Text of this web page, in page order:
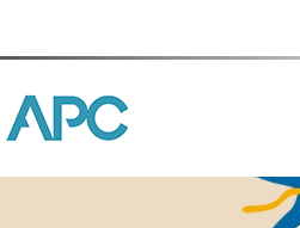
Aller
au